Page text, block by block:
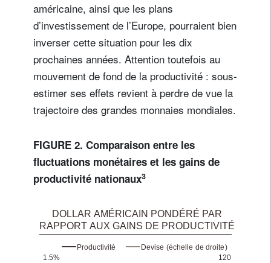
américaine, ainsi que les plans
d’investissement de l’Europe, pourraient bien
inverser cette situation pour les dix
prochaines années. Attention toutefois au
mouvement de fond de la productivité : sous-
estimer ses effets revient à perdre de vue la
trajectoire des grandes monnaies mondiales.
FIGURE 2. Comparaison entre les
fluctuations monétaires et les gains de
productivité nationaux3